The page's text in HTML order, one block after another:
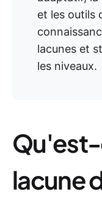
et les outils
lacunes et
les niveaux.
lacune